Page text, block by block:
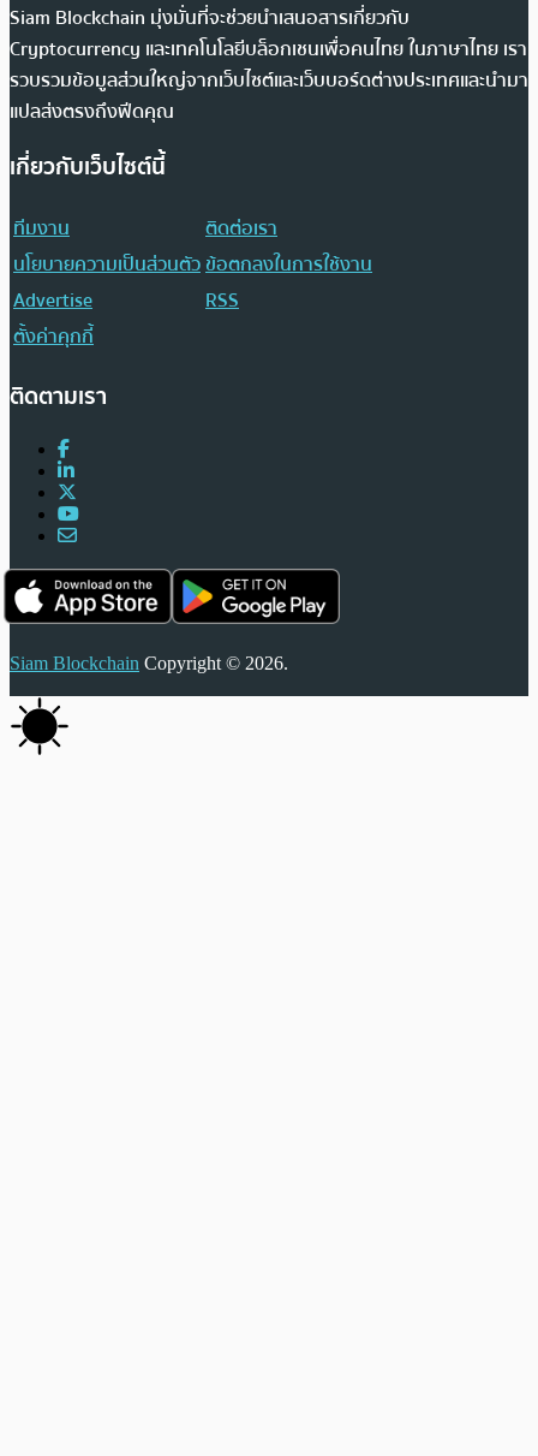
Siam Blockchain มุ่งมั่นที่จะช่วยนำเสนอสารเกี่ยวกับ
Cryptocurrency และเทคโนโลยีบล็อกเชนเพื่อคนไทย ในภาษาไทย เรา
รวบรวมข้อมูลส่วนใหญ่จากเว็บไซต์และเว็บบอร์ดต่างประเทศและนำมา
แปลส่งตรงถึงฟีดคุณ
เกี่ยวกับเว็บไซต์นี้
ทีมงาน
ติดต่อเรา
นโยบายความเป็นส่วนตัวข้อตกลงในการใช้งาน
Advertise
RSS
ตั้งค่าคุกกี้
ติดตามเรา
Siam Blockchain Copyright © 2026.